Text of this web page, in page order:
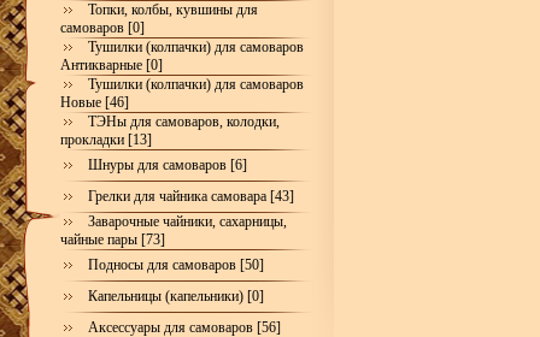
Топки, колбы, кувшины для
самоваров [0]
Тушилки (колпачки) для самоваров
Антикварные [0]
Тушилки (колпачки) для самоваров
Новые [46]
ТЭНы для самоваров, колодки,
прокладки [13]
Шнуры для самоваров [6]
Грелки для чайника самовара [43]
Заварочные чайники, сахарницы,
чайные пары [73]
Подносы для самоваров [50]
Капельницы (капельники) [0]
Аксессуары для самоваров [56]